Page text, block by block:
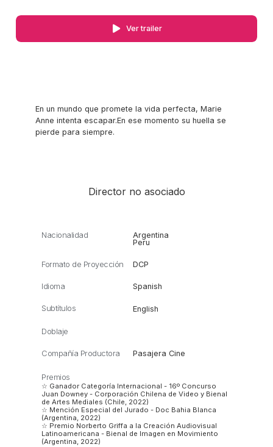
Ver trailer
En un mundo que promete la vida perfecta, Marie
Anne intenta escapar.En ese momento su huella se
pierde para siempre.
Director no asociado
Nacionalidad
Argentina
Peru
Formato de Proyección DCP
Idioma Spanish
Subtítulos English
Doblaje
Compañía Productora Pasajera Cine
Premios
☆ Ganador Categoría Internacional - 16º Concurso
Juan Downey - Corporación Chilena de Video y Bienal
de Artes Mediales (Chile, 2022)
☆ Mención Especial del Jurado - Doc Bahia Blanca
(Argentina, 2022)
☆ Premio Norberto Griffa a la Creación Audiovisual
Latinoamericana - Bienal de Imagen en Movimiento
(Argentina, 2022)